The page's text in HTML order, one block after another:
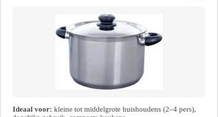
Ideaal voor: kleine tot middelgrote huishoudens (2–4 pers),